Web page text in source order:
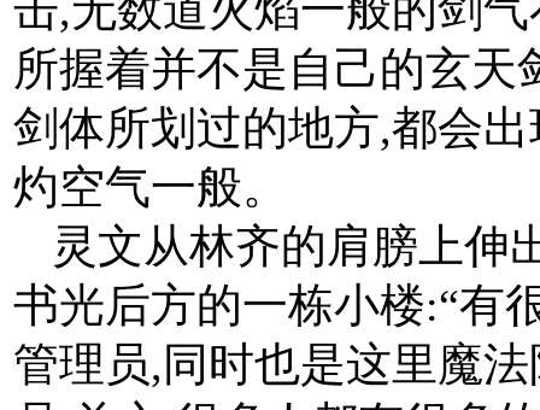
所握着并不是自己的玄
剑体所划过的地方,都会
灼空气一般。
灵文从林齐的肩膀上伸
书光后方的一栋小楼:“有
管理员,同时也是这里魔